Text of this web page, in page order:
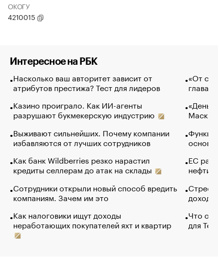
ОКОГУ
4210015
Интересное на РБК
Насколько ваш авторитет зависит от
атрибутов престижа? Тест для лидеров
Казино проиграло. Как ИИ-агенты
разрушают букмекерскую индустрию
Выживают сильнейших. Почему компании
избавляются от лучших сотрудников
Как банк Wildberries резко нарастил
кредиты селлерам до атак на склады
Сотрудники открыли новый способ вредить
компаниям. Зачем им это
Как налоговики ищут доходы
неработающих покупателей яхт и квартир
«От
глава
Маск в
основ
ЕС
нефти
Что
для